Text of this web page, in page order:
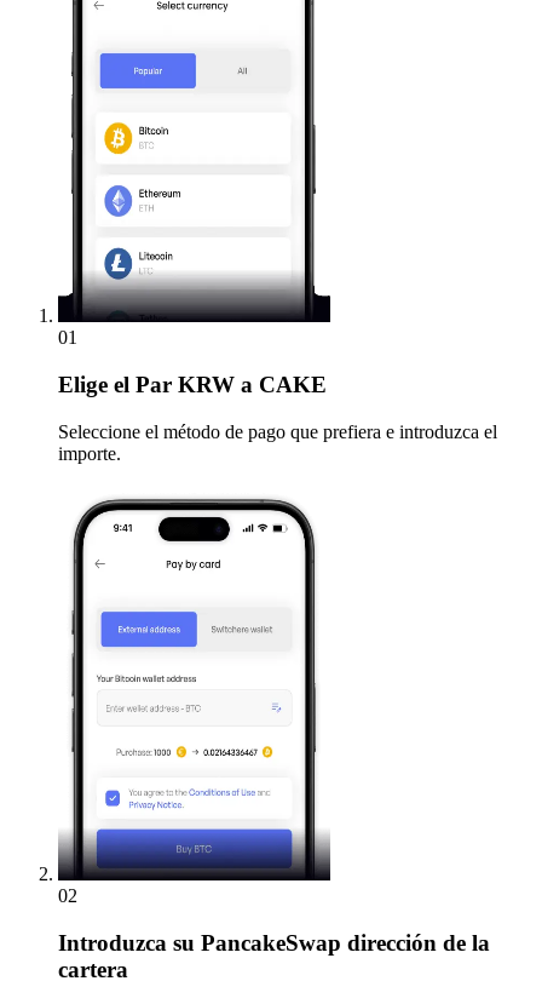
01
Elige el Par KRW a CAKE
Seleccione el método de pago que prefiera e introduzca el
importe.
02
Introduzca su PancakeSwap dirección de la
cartera